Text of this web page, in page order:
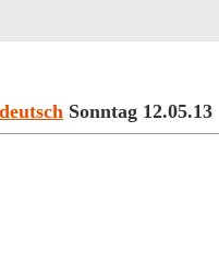
Sonntag 12.05.13